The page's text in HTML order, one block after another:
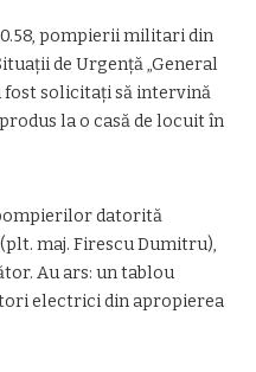
pompierii militari din
de Urgenţă „General
fost solicitaţi să intervină
la o casă de locuit în
datorită
maj. Firescu Dumitru),
Au ars: un tablou
electrici din apropierea